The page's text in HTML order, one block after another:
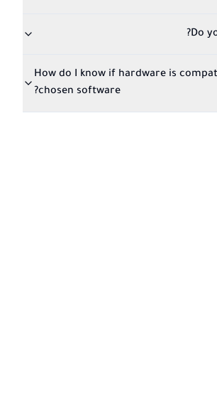
Do
How do I know if hardware is
chosen software?